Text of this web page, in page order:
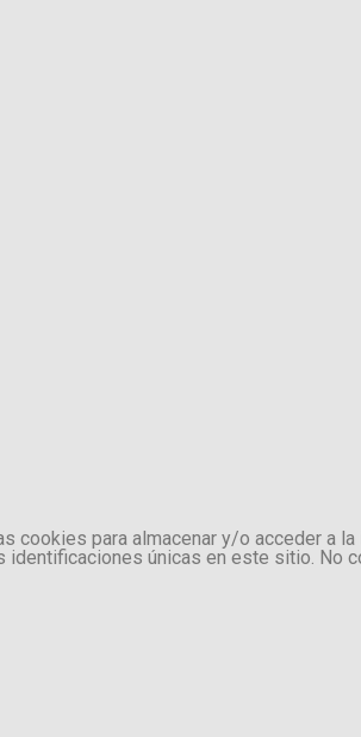
cookies para almacenar y/o acceder a
únicas en este sitio. No